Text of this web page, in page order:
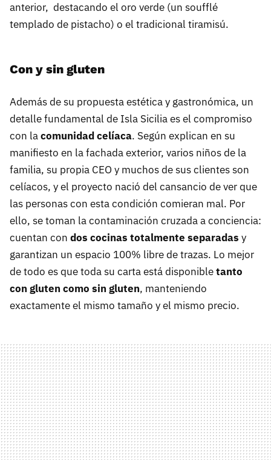
anterior, destacando el oro verde (un soufflé
templado de pistacho) o el tradicional tiramisú.
Con y sin gluten
Además de su propuesta estética y gastronómica, un
detalle fundamental de Isla Sicilia es el compromiso
con lacomunidad celíaca. Según explican en su
manifiesto en la fachada exterior, varios niños de la
familia, su propia CEO y muchos de sus clientes son
celíacos, y el proyecto nació del cansancio de ver que
las personas con esta condición comieran mal. Por
ello, se toman la contaminación cruzada a conciencia:
cuentan con dos cocinas totalmente separadas y
garantizan un espacio 100% libre de trazas. Lo mejor
de todo es que toda su carta está disponibletanto
con gluten como sin gluten, manteniendo
exactamente el mismo tamaño y el mismo precio.